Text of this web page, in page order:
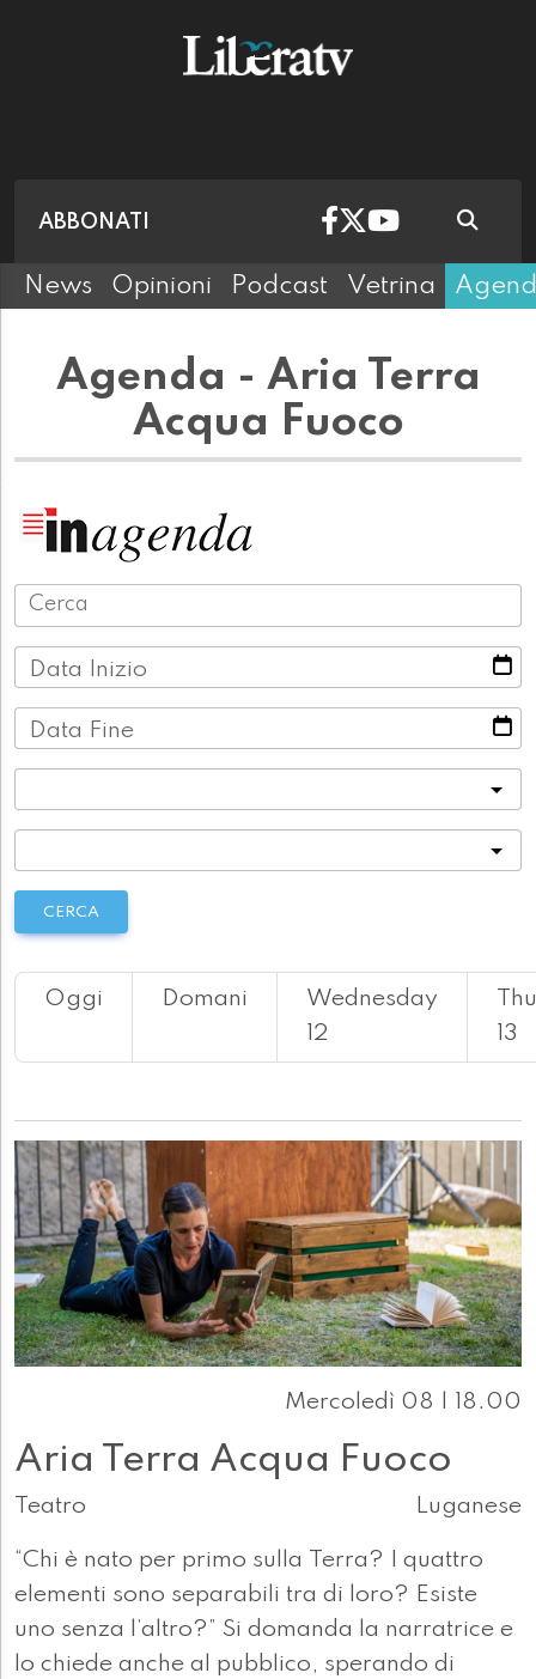
ABBONATI
News Opinioni Podcast Vetrina
Agenda - Aria Terra
Acqua Fuoco
Data Inizio
Data Fine
CERCA
Oggi Domani
Wednesday
12
13
Mercoledì 08 | 18.00
Aria Terra Acqua Fuoco
Teatro Luganese
“Chi è nato per primo sulla Terra? I quattro
elementi sono separabili tra di loro? Esiste
uno senza l’altro?” Si domanda la narratrice e
lo chiede anche al pubblico, sperando di